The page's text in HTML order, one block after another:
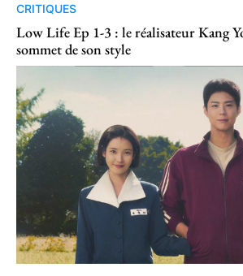
CRITIQUES
Low Life Ep 1-3 : le réalisateur Kang
sommet de son style